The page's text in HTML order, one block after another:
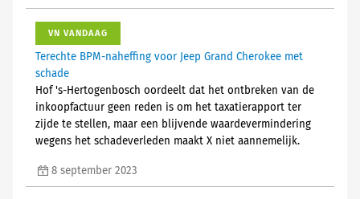
VN VANDAAG
Terechte BPM-naheffing voor Jeep Grand Cherokee met
schade
Hof 's-Hertogenbosch oordeelt dat het ontbreken van de
inkoopfactuur geen reden is om het taxatierapport ter
zijde te stellen, maar een blijvende waardevermindering
wegens het schadeverleden maakt X niet aannemelijk.
8 september 2023